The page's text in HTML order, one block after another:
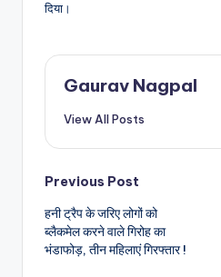
दिया।
Gaurav Nagpal
View All Posts
Post
navigation
Previous Post
हनी ट्रैप के जरिए लोगों को
ब्लैकमेल करने वाले गिरोह का
भंडाफोड़, तीन महिलाएं गिरफ्तार !